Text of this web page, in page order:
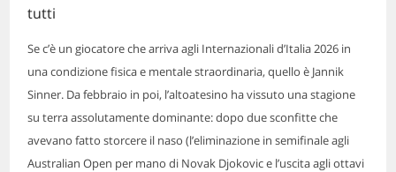
tutti
Se c’è un giocatore che arriva agli Internazionali d’Italia 2026 in
una condizione fisica e mentale straordinaria, quello è Jannik
Sinner. Da febbraio in poi, l’altoatesino ha vissuto una stagione
su terra assolutamente dominante: dopo due sconfitte che
avevano fatto storcere il naso (l’eliminazione in semifinale agli
Australian Open per mano di Novak Djokovic e l’uscita agli ottavi